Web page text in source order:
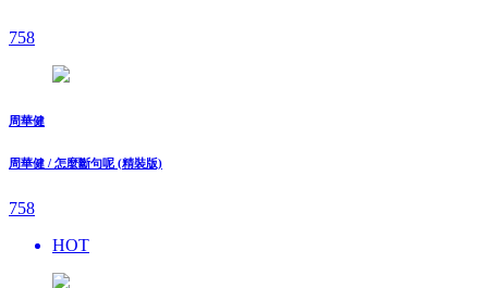
758
周華健
周華健 / 怎麼斷句呢 (精裝版)
758
HOT